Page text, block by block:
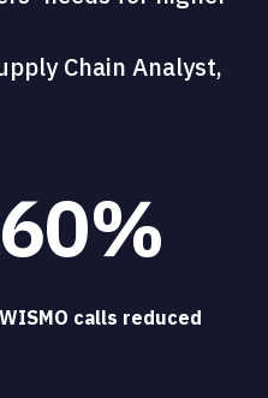
Chain Analyst,
60%
WISMO calls reduced